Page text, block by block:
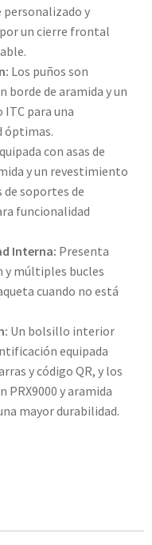
personalizado y
un cierre frontal
Los puños son
borde de aramida y un
para una
óptimas.
con asas de
y un revestimiento
soportes de
funcionalidad
Interna: Presenta
y múltiples bucles
cuando no está
Un bolsillo interior
equipada
y código QR, y los
PRX9000 y aramida
mayor durabilidad.